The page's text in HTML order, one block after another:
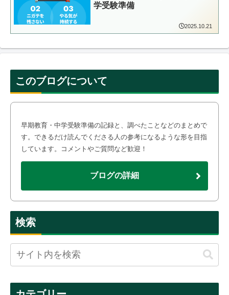
学受験準備
2025.10.21
このブログについて
早期教育・中学受験準備の記録と、調べたことなどのまとめで
す。できるだけ読んでくださる人の参考になるような形を目指
しています。コメントやご質問など歓迎！
ブログの詳細
検索